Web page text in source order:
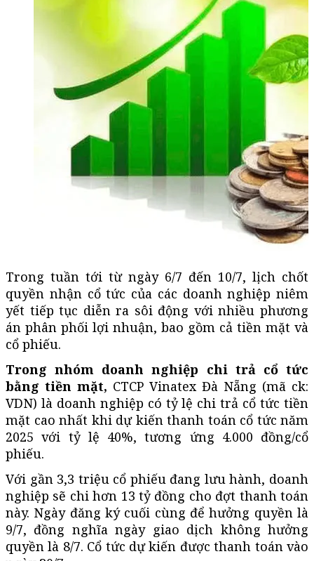
Trong tuần tới từ ngày 6/7 đến 10/7, lịch chốt
quyền nhận cổ tức của các doanh nghiệp niêm
yết tiếp tục diễn ra sôi động với nhiều phương
án phân phối lợi nhuận, bao gồm cả tiền mặt và
cổ phiếu.
Trong nhóm doanh nghiệp chi trả cổ tức
bằng tiền mặt, CTCP Vinatex Đà Nẵng (mã ck:
VDN) là doanh nghiệp có tỷ lệ chi trả cổ tức tiền
mặt cao nhất khi dự kiến thanh toán cổ tức năm
2025 với tỷ lệ 40%, tương ứng 4.000 đồng/cổ
phiếu.
Với gần 3,3 triệu cổ phiếu đang lưu hành, doanh
nghiệp sẽ chi hơn 13 tỷ đồng cho đợt thanh toán
này. Ngày đăng ký cuối cùng để hưởng quyền là
9/7, đồng nghĩa ngày giao dịch không hưởng
quyền là 8/7. Cổ tức dự kiến được thanh toán vào